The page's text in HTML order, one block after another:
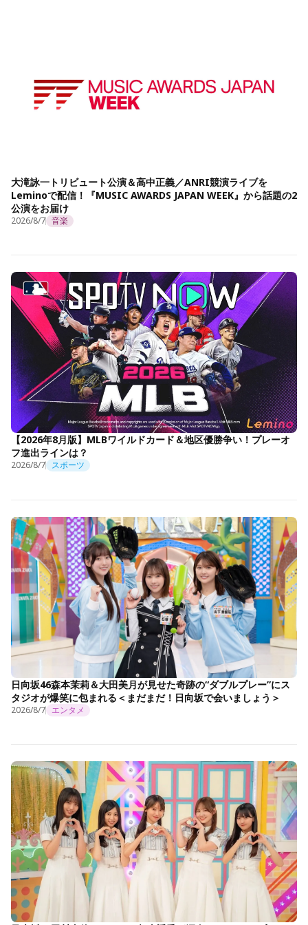
大滝詠一トリビュート公演＆高中正義／ANRI競演ライブを
Leminoで配信！『MUSIC AWARDS JAPAN WEEK』から話題の2
公演をお届け
2026/8/7 音楽
【2026年8月版】MLBワイルドカード＆地区優勝争い！プレーオ
フ進出ラインは？
2026/8/7 スポーツ
日向坂46森本茉莉＆大田美月が見せた奇跡の“ダブルプレー”にス
タジオが爆笑に包まれる＜まだまだ！日向坂で会いましょう＞
2026/8/7 エンタメ